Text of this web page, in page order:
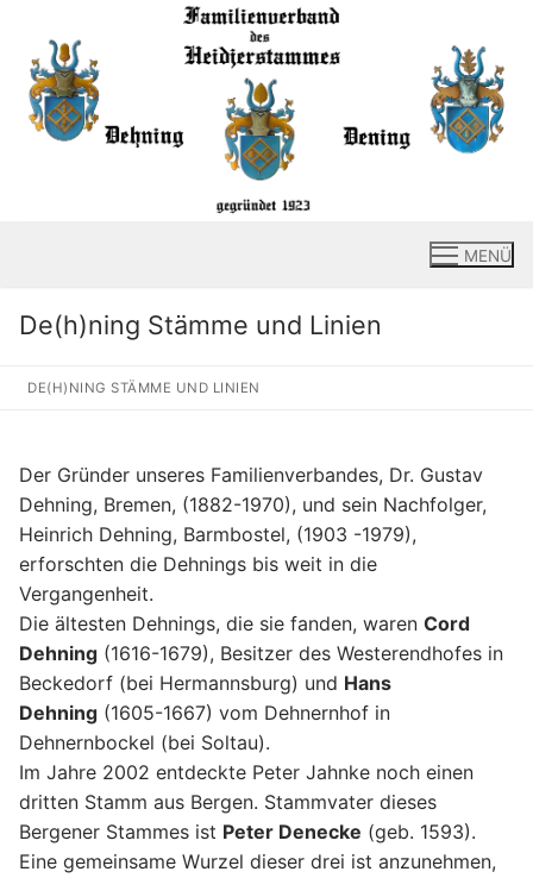
springen
MENÜ
De(h)ning Stämme und Linien
DE(H)NING STÄMME UND LINIEN
Der Gründer unseres Familienverbandes, Dr. Gustav
Dehning, Bremen, (1882-1970), und sein Nachfolger,
Heinrich Dehning, Barmbostel, (1903 -1979),
erforschten die Dehnings bis weit in die
Vergangenheit.
Die ältesten Dehnings, die sie fanden, waren Cord
Dehning (1616-1679), Besitzer des Westerendhofes in
Beckedorf (bei Hermannsburg) und Hans
Dehning (1605-1667) vom Dehnernhof in
Dehnernbockel (bei Soltau).
Im Jahre 2002 entdeckte Peter Jahnke noch einen
dritten Stamm aus Bergen. Stammvater dieses
Bergener Stammes ist Peter Denecke (geb. 1593).
Eine gemeinsame Wurzel dieser drei ist anzunehmen,